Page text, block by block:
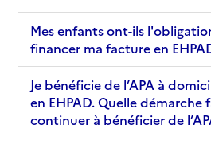
Mes enfants ont-ils
financer ma facture en
Je bénéficie de l’APA à
en EHPAD. Quelle démarche
continuer à bénéficier de